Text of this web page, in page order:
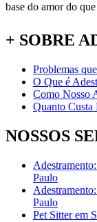
base do amor do
+ SOBRE
Problemas
O Que é
Como Nosso
Quanto Custa
NOSSOS
Paulo
Paulo
Pet Sitter em